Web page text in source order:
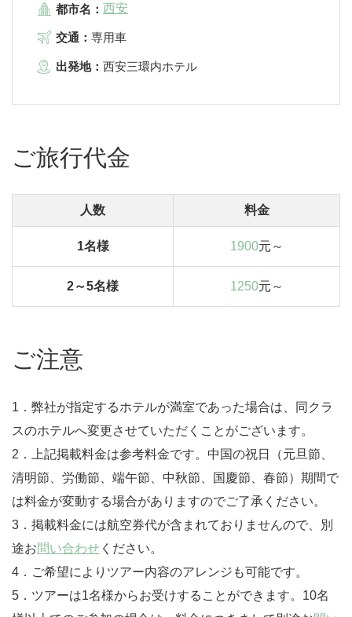
都市名： 西安
交通： 専用車
出発地： 西安三環内ホテル
ご旅行代金
人数 料金
1名様 1900元～
2～5名様 1250元～
ご注意
1．弊社が指定するホテルが満室であった場合は、同クラ
スのホテルへ変更させていただくことがございます。
2．上記掲載料金は参考料金です。中国の祝日（元旦節、
清明節、労働節、端午節、中秋節、国慶節、春節）期間で
は料金が変動する場合がありますのでご了承ください。
3．掲載料金には航空券代が含まれておりませんので、別
途お問い合わせ ください。
4．ご希望によりツアー内容のアレンジも可能です。
5．ツアーは1名様からお受けすることができます。10名